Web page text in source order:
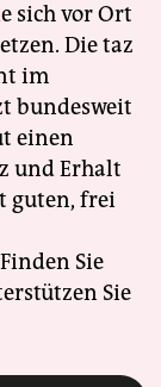
sich vor Ort
Die taz
im
bundesweit
einen
und Erhalt
guten, frei
Sie
Sie